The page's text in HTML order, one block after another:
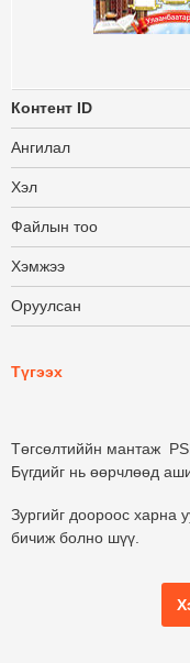
Контент ID
Ангилал
Хэл
Файлын тоо
Хэмжээ
Оруулсан
Түгээх
Төгсөлтиййн мантаж
Бүгдийг нь өөрчлөөд
Зургийг доороос харна
бичиж болно шүү.